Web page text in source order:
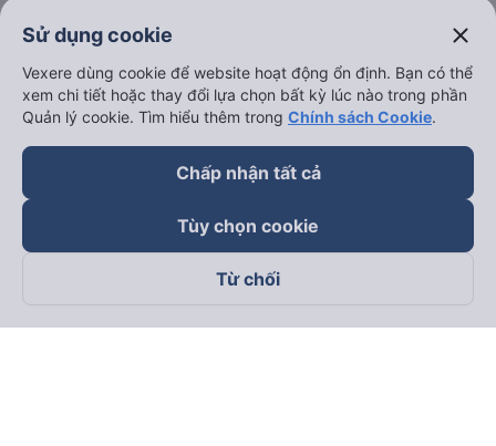
Theo dõi chúng tôi trên
Sử dụng cookie close
Vexere dùng cookie để website hoạt động ổn định. Bạn có thể
xem chi tiết hoặc thay đổi lựa chọn bất kỳ lúc nào trong phần
Quản lý cookie. Tìm hiểu thêm trong Chính sách Cookie.
Chấp nhận tất cả
Tùy chọn cookie
Từ chối